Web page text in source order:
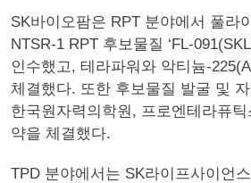
SK바이오팜은 RPT 분야에서 풀라
NTSR-1 RPT 후보물질 ‘FL-
인수했고, 테라파워와 악티늄-
체결했다. 또한 후보물질 발굴 및
한국원자력의학원, 프로엔테라퓨
약을 체결했다.
TPD 분야에서는 SK라이프사이언